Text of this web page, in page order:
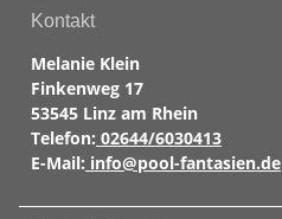
Kontakt
Melanie Klein
Finkenweg 17
53545 Linz am Rhein
Telefon: 02644/6030413
E-Mail: info@pool-fantasien.de